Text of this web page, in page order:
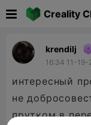
Creality
krendilj
16:34 11-19-
интересный
не
прутком в